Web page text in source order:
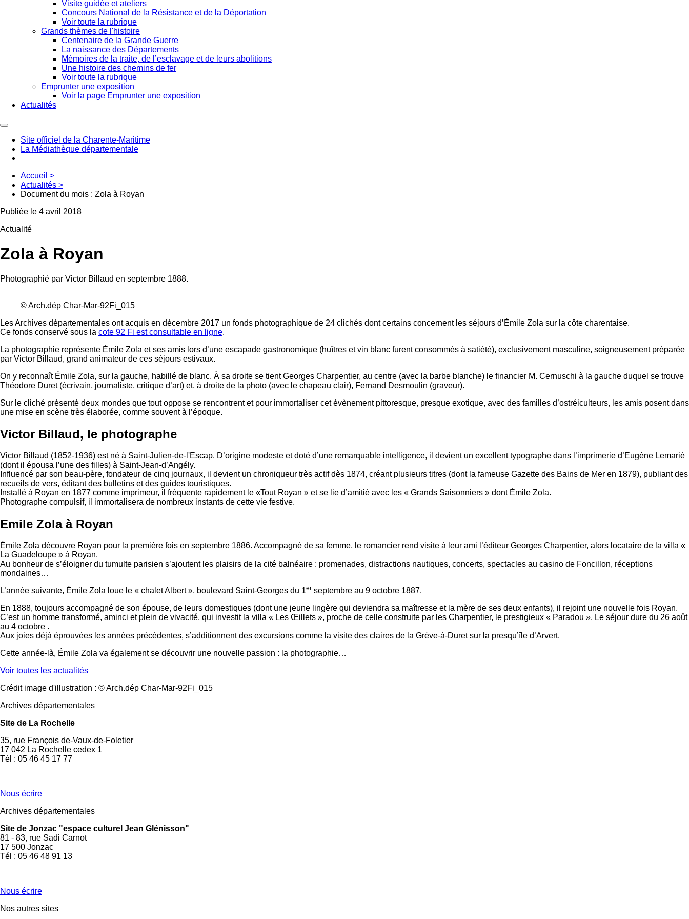
Visite guidée et ateliers
Concours National de la Résistance et de la Déportation
Voir toute la rubrique
Grands thèmes de l'histoire
Centenaire de la Grande Guerre
La naissance des Départements
Mémoires de la traite, de l’esclavage et de leurs abolitions
Une histoire des chemins de fer
Voir toute la rubrique
Emprunter une exposition
Voir la page Emprunter une exposition
Actualités
Site officiel de la Charente-Maritime
La Médiathèque départementale
Accueil >
Actualités >
Document du mois : Zola à Royan
Publiée le 4 avril 2018
Actualité
Zola à Royan
Photographié par Victor Billaud en septembre 1888.
© Arch.dép Char-Mar-92Fi_015
Les Archives départementales ont acquis en décembre 2017 un fonds photographique de 24 clichés dont certains concernent les séjours d’Émile Zola sur la côte charentaise.
Ce fonds conservé sous la cote 92 Fi est consultable en ligne.
La photographie représente Émile Zola et ses amis lors d’une escapade gastronomique (huîtres et vin blanc furent consommés à satiété), exclusivement masculine, soigneusement préparée
par Victor Billaud, grand animateur de ces séjours estivaux.
On y reconnaît Émile Zola, sur la gauche, habillé de blanc. À sa droite se tient Georges Charpentier, au centre (avec la barbe blanche) le financier M. Cernuschi à la gauche duquel se trouve
Théodore Duret (écrivain, journaliste, critique d’art) et, à droite de la photo (avec le chapeau clair), Fernand Desmoulin (graveur).
Sur le cliché présenté deux mondes que tout oppose se rencontrent et pour immortaliser cet évènement pittoresque, presque exotique, avec des familles d’ostréiculteurs, les amis posent dans
une mise en scène très élaborée, comme souvent à l’époque.
Victor Billaud, le photographe
Victor Billaud (1852-1936) est né à Saint-Julien-de-l'Escap. D’origine modeste et doté d’une remarquable intelligence, il devient un excellent typographe dans l’imprimerie d’Eugène Lemarié
(dont il épousa l’une des filles) à Saint-Jean-d’Angély.
Influencé par son beau-père, fondateur de cinq journaux, il devient un chroniqueur très actif dès 1874, créant plusieurs titres (dont la fameuse Gazette des Bains de Mer en 1879), publiant des
recueils de vers, éditant des bulletins et des guides touristiques.
Installé à Royan en 1877 comme imprimeur, il fréquente rapidement le «Tout Royan » et se lie d’amitié avec les « Grands Saisonniers » dont Émile Zola.
Photographe compulsif, il immortalisera de nombreux instants de cette vie festive.
Emile Zola à Royan
Émile Zola découvre Royan pour la première fois en septembre 1886. Accompagné de sa femme, le romancier rend visite à leur ami l’éditeur Georges Charpentier, alors locataire de la villa «
La Guadeloupe » à Royan.
Au bonheur de s’éloigner du tumulte parisien s’ajoutent les plaisirs de la cité balnéaire : promenades, distractions nautiques, concerts, spectacles au casino de Foncillon, réceptions
mondaines…
L’année suivante, Émile Zola loue le « chalet Albert », boulevard Saint-Georges du 1er septembre au 9 octobre 1887.
En 1888, toujours accompagné de son épouse, de leurs domestiques (dont une jeune lingère qui deviendra sa maîtresse et la mère de ses deux enfants), il rejoint une nouvelle fois Royan.
C’est un homme transformé, aminci et plein de vivacité, qui investit la villa « Les Œillets », proche de celle construite par les Charpentier, le prestigieux « Paradou ». Le séjour dure du 26 août
au 4 octobre .
Aux joies déjà éprouvées les années précédentes, s’additionnent des excursions comme la visite des claires de la Grève-à-Duret sur la presqu’île d’Arvert.
Cette année-là, Émile Zola va également se découvrir une nouvelle passion : la photographie…
Voir toutes les actualités
Crédit image d'illustration : © Arch.dép Char-Mar-92Fi_015
Archives départementales
Site de La Rochelle
35, rue François de-Vaux-de-Foletier
17 042 La Rochelle cedex 1
Tél : 05 46 45 17 77
Nous écrire
Archives départementales
Site de Jonzac "espace culturel Jean Glénisson"
81 - 83, rue Sadi Carnot
17 500 Jonzac
Tél : 05 46 48 91 13
Nous écrire
Nos autres sites